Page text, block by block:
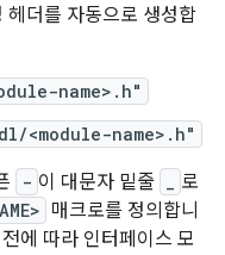
더를 자동으로 생성합
name>.h"
<module-name>.h"
- 이 대문자 밑줄
로
매크로를 정의합니
에 따라 인터페이스 모